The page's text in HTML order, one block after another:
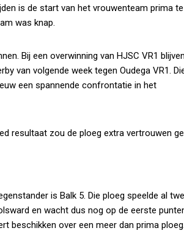
is de start van het vrouwenteam prima te
was knap.
Bij een overwinning van HJSC VR1
van volgende week tegen Oudega VR1.
een spannende confrontatie in het
resultaat zou de ploeg extra vertrouwen
is Balk 5. Die ploeg speelde al
en wacht dus nog op de eerste
beschikken over een meer dan prima ploeg.